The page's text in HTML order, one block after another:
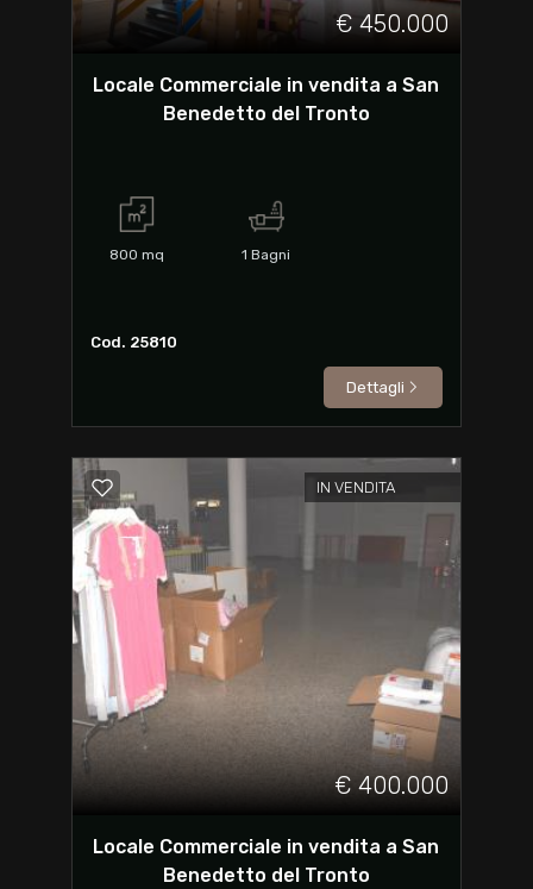
€ 450.000
Locale Commerciale in vendita a San
Benedetto del Tronto
800 mq 1 Bagni
Cod. 25810
Dettagli
IN VENDITA
€ 400.000
Locale Commerciale in vendita a San
Benedetto del Tronto